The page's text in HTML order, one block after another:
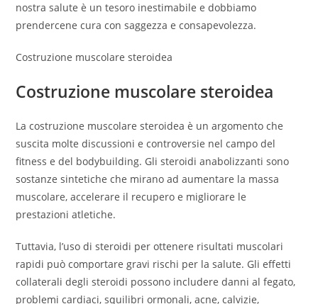
nostra salute è un tesoro inestimabile e dobbiamo
prendercene cura con saggezza e consapevolezza.
Costruzione muscolare steroidea
Costruzione muscolare steroidea
La costruzione muscolare steroidea è un argomento che
suscita molte discussioni e controversie nel campo del
fitness e del bodybuilding. Gli steroidi anabolizzanti sono
sostanze sintetiche che mirano ad aumentare la massa
muscolare, accelerare il recupero e migliorare le
prestazioni atletiche.
Tuttavia, l’uso di steroidi per ottenere risultati muscolari
rapidi può comportare gravi rischi per la salute. Gli effetti
collaterali degli steroidi possono includere danni al fegato,
problemi cardiaci, squilibri ormonali, acne, calvizie,